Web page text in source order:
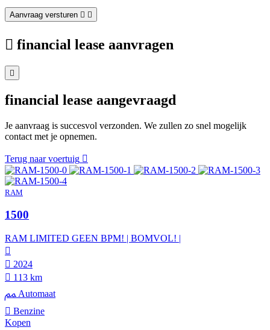
Aanvraag versturen
financial lease aanvragen
financial lease aangevraagd
Je aanvraag is succesvol verzonden. We zullen zo snel mogelijk
contact met je opnemen.
Terug naar voertuig
RAM
1500
RAM LIMITED GEEN BPM! | BOMVOL! |
2024
113 km
Automaat
Benzine
Kopen